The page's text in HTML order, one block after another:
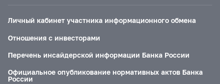
Личный кабинет участника информационного обмена
Отношения с инвесторами
Перечень инсайдерской информации Банка России
Официальное опубликование нормативных актов Банка
России